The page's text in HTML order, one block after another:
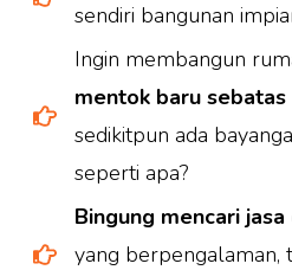
sendiri bangunan
Ingin membangun
mentok baru sebatas
sedikitpun ada
seperti apa?
Bingung mencari
yang berpengalaman,